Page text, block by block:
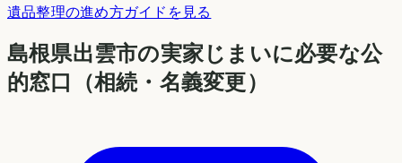
遺品整理の進め方ガイドを見る
島根県出雲市の実家じまいに必要な公
的窓口（相続・名義変更）